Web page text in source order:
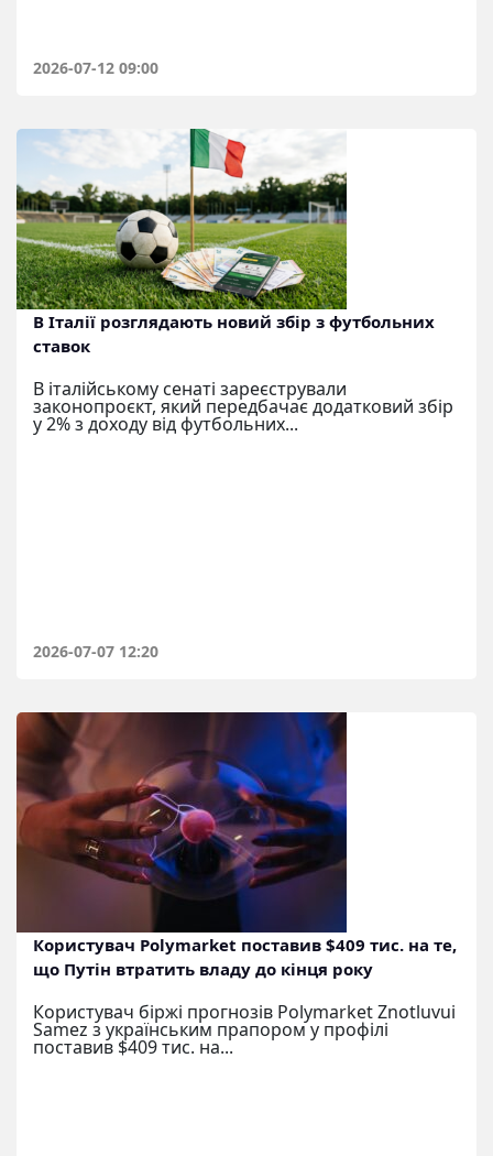
2026-07-12 09:00
В Італії розглядають новий збір з футбольних
ставок
В італійському сенаті зареєстрували
законопроєкт, який передбачає додатковий збір
у 2% з доходу від футбольних...
2026-07-07 12:20
Користувач Polymarket поставив $409 тис. на те,
що Путін втратить владу до кінця року
Користувач біржі прогнозів Polymarket Znotluvui
Samez з українським прапором у профілі
поставив $409 тис. на...